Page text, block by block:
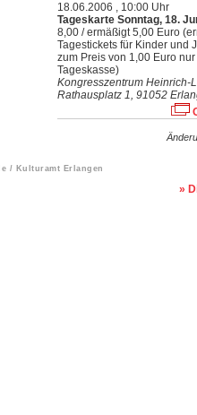
18.06.2006 , 10:00 Uhr
Tageskarte Sonntag, 18.
8,00 / ermäßigt 5,00 Euro
Tagestickets für Kinder und
zum Preis von 1,00 Euro
Tageskasse)
Kongresszentrum Heinrich-
Rathausplatz 1, 91052
/ Kulturamt Erlangen
»